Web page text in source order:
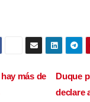
Duque
declare
más de